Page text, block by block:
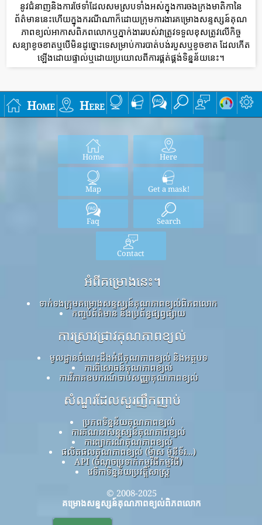
នូវជំនាញនិងការថែទាំដែលសមស្របទាំងអស់ក្នុងការចងក្រងមាតិកានៃ
ព័ត៌មាននេះហើយក្នុងករណីណាក៏ដោយក្រុមការងារគម្រោងសន្ទស្សន៍គុណ
ភាពខ្យល់អាកាសពិភពលោកឬភ្នាក់ងាររបស់វាត្រូវទទួលខុសត្រូវលើកិច្ច
សន្យាខូចខាតឬបើមិនដូច្នោះទេសម្រាប់ការបាត់បង់របួសឬខូចខាត ដែលកើត
ឡើងដោយផ្ទាល់ឬដោយប្រយោលពីការផ្គត់ផ្គង់ទិន្នន័យនេះ។
Home Here
Home Here
Map Get a mask!
Faq Search
Contact
អំពីគម្រោងនេះ។
ទាក់ទងក្រុមគម្រោងសន្ទស្សន៍គុណភាពខ្យល់ពិភពលោក
កញ្ចប់ព័ត៌មាន និងប្រព័ន្ធផ្សព្វផ្សាយ
ការស្រាវជ្រាវគុណភាពខ្យល់
មូលដ្ឋានចំណេះដឹងអំពីគុណភាពខ្យល់ និងអត្ថបទ
ការពិសោធន៍គុណភាពខ្យល់
ការវិភាគឧបករណ៍ចាប់សញ្ញាគុណភាពខ្យល់
សំណួរដែលសួរញឹកញាប់
ប្រភពទិន្នន័យគុណភាពខ្យល់
ការគណនាសន្ទស្សន៍គុណភាពខ្យល់
ការព្យាករណ៍គុណភាពខ្យល់
ផលិតផលគុណភាពខ្យល់ (ម៉ាស ម៉ូនីទ័រ...)
API (ចំណុចប្រទាក់កម្មវិធីកម្មវិធី)
វេទិកាទិន្នន័យប្រវត្តិសាស្ត្រ
© 2008-2025
គម្រោងសន្ទស្សន៍គុណភាពខ្យល់ពិភពលោក